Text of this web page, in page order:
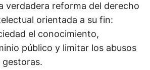
verdadera reforma del derecho
orientada a su fin:
el conocimiento,
público y limitar los abusos
gestoras.